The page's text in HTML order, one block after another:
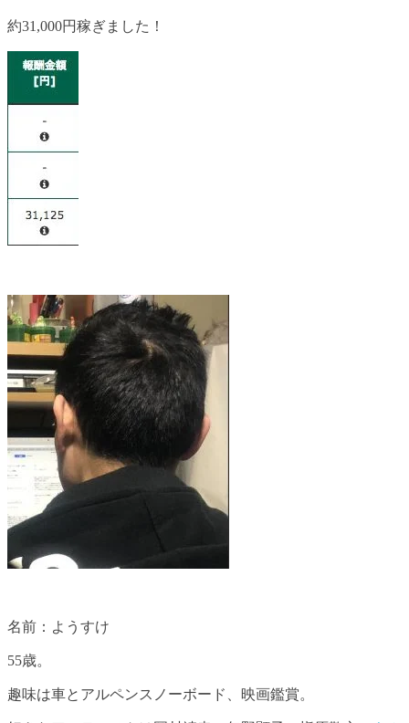
約31,000円稼ぎました！
名前：ようすけ
55歳。
趣味は車とアルペンスノーボード、映画鑑賞。